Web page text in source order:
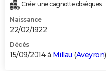
Créer une cagnotte obsèques
Naissance
22/02/1922
Décès
15/09/2014 à Millau (Aveyron)